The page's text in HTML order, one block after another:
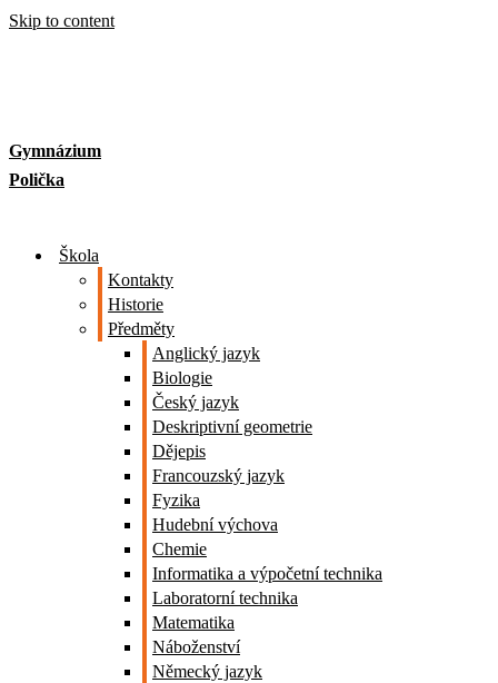
Skip to content
Gymnázium
Polička
Škola
Kontakty
Historie
Předměty
Anglický jazyk
Biologie
Český jazyk
Deskriptivní geometrie
Dějepis
Francouzský jazyk
Fyzika
Hudební výchova
Chemie
Informatika a výpočetní technika
Laboratorní technika
Matematika
Náboženství
Německý jazyk